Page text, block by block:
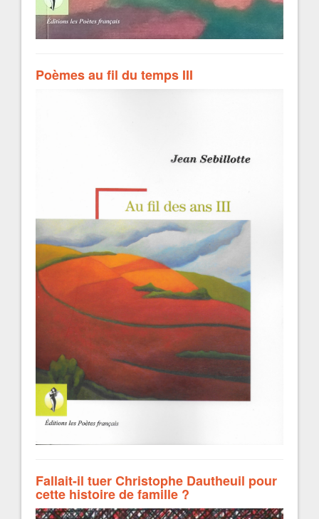
Poèmes au fil du temps III
Fallait-il tuer Christophe Dautheuil pour
cette histoire de famille ?